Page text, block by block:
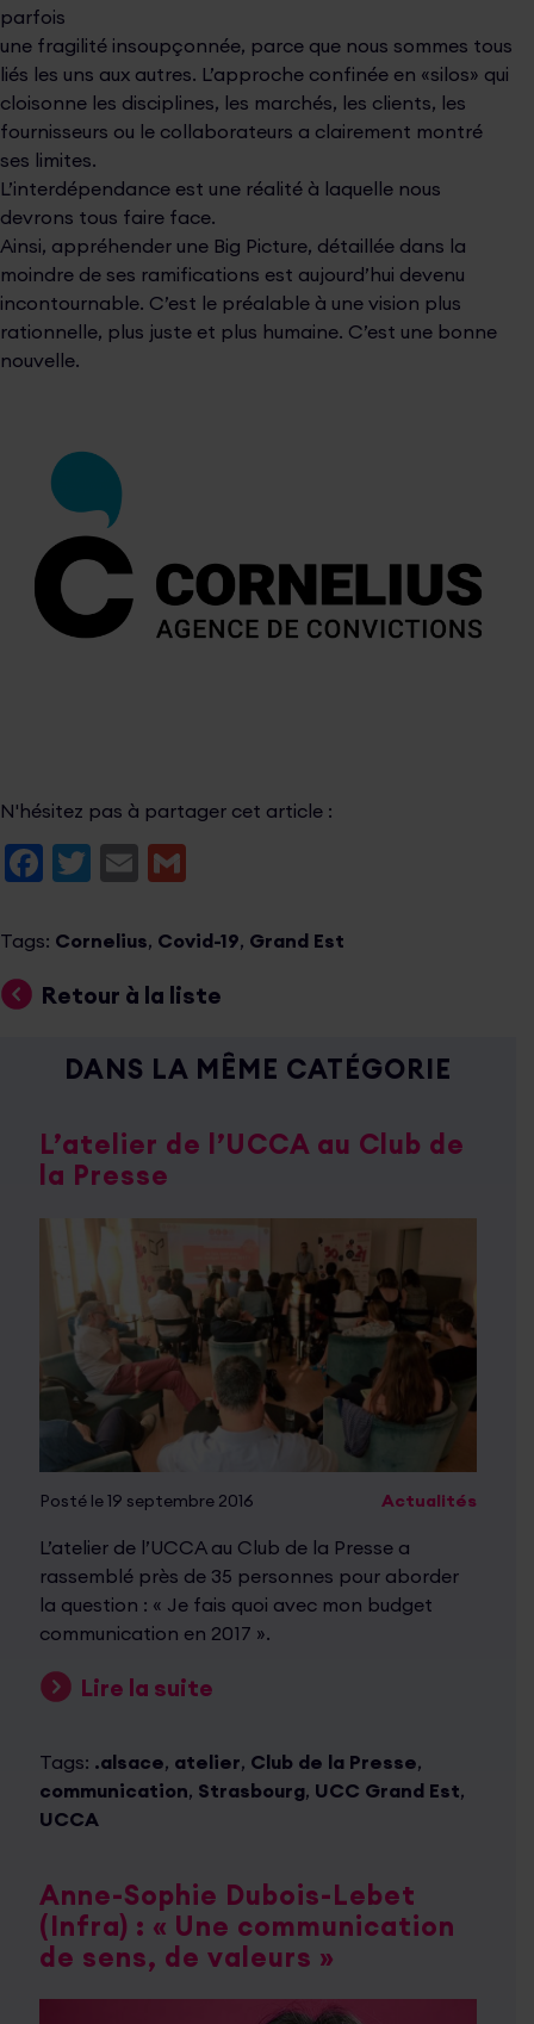
parfois
une fragilité insoupçonnée, parce que nous sommes tous
liés les uns aux autres. L’approche confinée en «silos» qui
cloisonne les disciplines, les marchés, les clients, les
fournisseurs ou le collaborateurs a clairement montré
ses limites.
L’interdépendance est une réalité à laquelle nous
devrons tous faire face.
Ainsi, appréhender une Big Picture, détaillée dans la
moindre de ses ramifications est aujourd’hui devenu
incontournable. C’est le préalable à une vision plus
rationnelle, plus juste et plus humaine. C’est une bonne
nouvelle.
N'hésitez pas à partager cet article :
Facebook
Twitter
Email
Tags: Cornelius, Covid-19, Grand Est
Retour à la liste
DANS LA MÊME CATÉGORIE
L’atelier de l’UCCA au Club de
la Presse
Posté le 19 septembre 2016 Actualités
L’atelier de l’UCCA au Club de la Presse a
rassemblé près de 35 personnes pour aborder
la question : « Je fais quoi avec mon budget
communication en 2017 ».
Lire la suite
Tags: .alsace, atelier, Club de la Presse,
communication, Strasbourg, UCC Grand Est,
UCCA
Anne-Sophie Dubois-Lebet
(Infra) : « Une communication
de sens, de valeurs »